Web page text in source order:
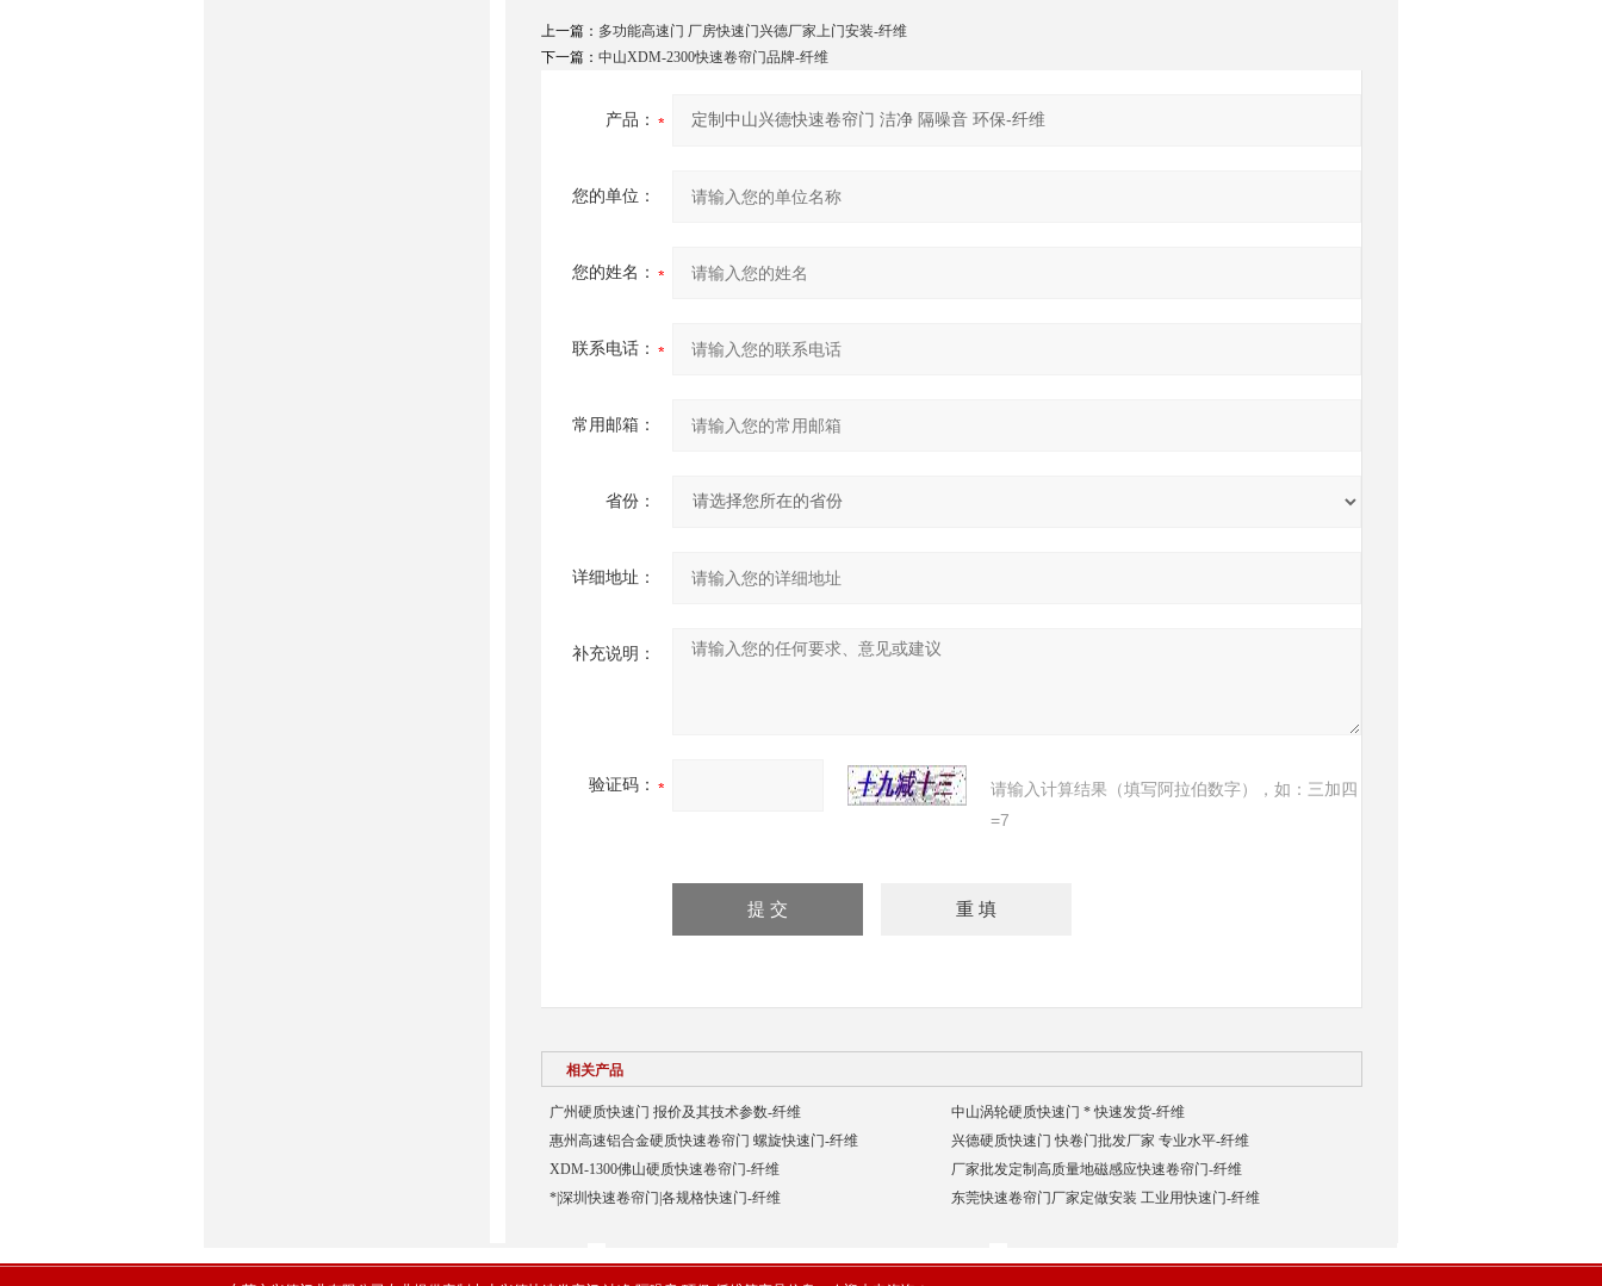
上一篇： 多功能高速门 厂房快速门兴德厂家上门安装-纤维
下一篇： 中山XDM-2300快速卷帘门品牌-纤维
产品：
您的单位：
您的姓名：
联系电话：
常用邮箱：
省份：
详细地址：
补充说明：
验证码：
请输入计算结果（填写阿拉伯数字），如：三加四
=7
相关产品
广州硬质快速门 报价及其技术参数-纤维
中山涡轮硬质快速门 * 快速发货-纤维
惠州高速铝合金硬质快速卷帘门 螺旋快速门-纤维
兴德硬质快速门 快卷门批发厂家 专业水平-纤维
XDM-1300佛山硬质快速卷帘门-纤维
厂家批发定制高质量地磁感应快速卷帘门-纤维
*|深圳快速卷帘门|各规格快速门-纤维
东莞快速卷帘门厂家定做安装 工业用快速门-纤维